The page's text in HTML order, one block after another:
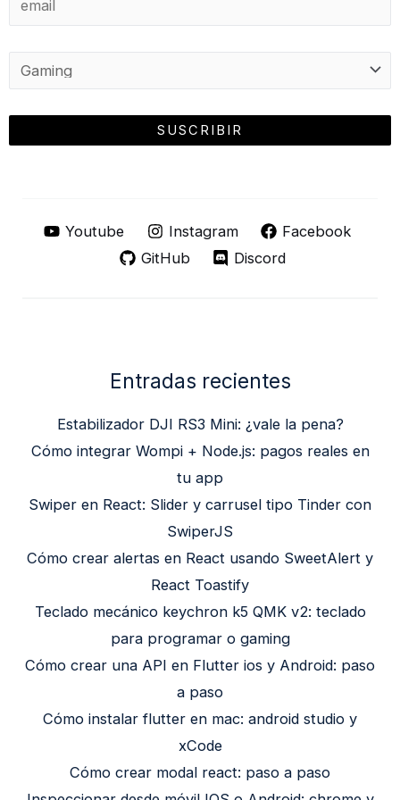
Youtube Instagram
Facebook
GitHub
Discord
Entradas recientes
Estabilizador DJI RS3 Mini: ¿vale la pena?
Cómo integrar Wompi + Node.js: pagos reales en
tu app
Swiper en React: Slider y carrusel tipo Tinder con
SwiperJS
Cómo crear alertas en React usando SweetAlert y
React Toastify
Teclado mecánico keychron k5 QMK v2: teclado
para programar o gaming
Cómo crear una API en Flutter ios y Android: paso
a paso
Cómo instalar flutter en mac: android studio y
xCode
Cómo crear modal react: paso a paso